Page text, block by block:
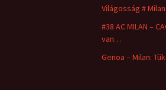
Világosság #
#38 AC MILAN –
van…
Genoa – Milan: